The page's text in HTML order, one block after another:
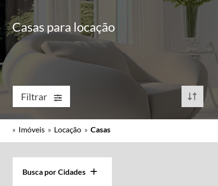
Casas para locação
Filtrar
» Imóveis » Locação » Casas
Busca por Cidades